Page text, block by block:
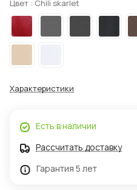
Цвет : Chili skarlet
Характеристики
Есть в наличии
Рассчитать доставку
Гарантия 5 лет